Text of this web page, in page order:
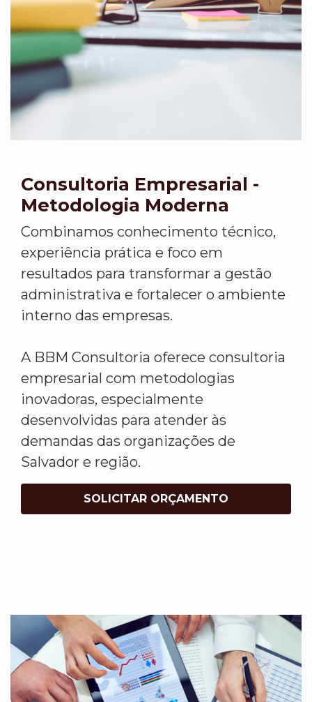
Consultoria Empresarial -
Metodologia Moderna
Combinamos conhecimento técnico,
experiência prática e foco em
resultados para transformar a gestão
administrativa e fortalecer o ambiente
interno das empresas.
A BBM Consultoria oferece consultoria
empresarial com metodologias
inovadoras, especialmente
desenvolvidas para atender às
demandas das organizações de
Salvador e região.
SOLICITAR ORÇAMENTO